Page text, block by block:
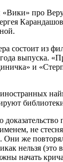
«Вики» про
состоит из
выпуска.
и
не
же
нельзя (это
начать